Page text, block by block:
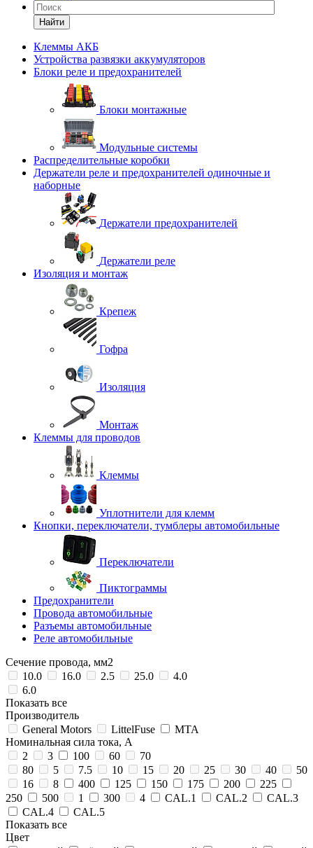
Найти
Клеммы АКБ
Устройства развязки аккумуляторов
Блоки реле и предохранителей
Блоки монтажные
Модульные системы
Распределительные коробки
Держатели реле и предохранителей одиночные и
наборные
Держатели предохранителей
Держатели реле
Изоляция и монтаж
Крепеж
Гофра
Изоляция
Монтаж
Клеммы для проводов
Клеммы
Уплотнители для клемм
Кнопки, переключатели, тумблеры автомобильные
Переключатели
Пиктограммы
Предохранители
Провода автомобильные
Разъемы автомобильные
Реле автомобильные
Сечение провода, мм2
10.0
16.0 2.5 25.0
4.0
6.0
Показать все
Производитель
General Motors
LittelFuse
MTA
Номинальная сила тока, А
2
3 100 60
70
80
5 7.5 10 15 20 25 30 40
50
16
8 400 125 150 175 200
225
250
500 1 300 4 CAL.1 CAL.2
CAL.3
CAL.4
CAL.5
Показать все
Цвет